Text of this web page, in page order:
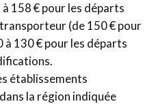
158 € pour les départs
(de 150 € pour
à 130 € pour les départs
établissements
la région indiquée